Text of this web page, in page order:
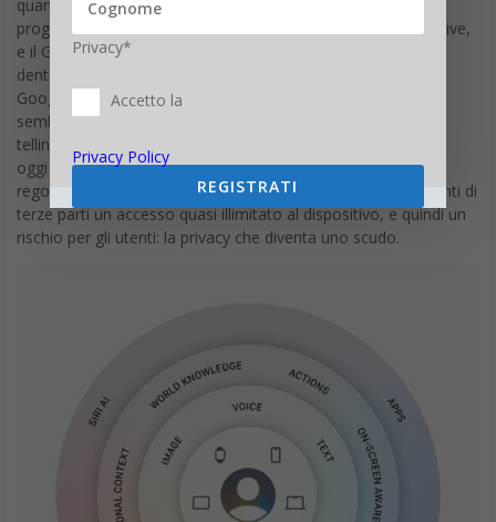
quando lo lasciano finiscono in un Private Cloud Compute
progettato per non vedere nulla. Quella architettura sopravvive,
e il Gemini su misura, stando alle ricostruzioni, gira proprio lì
dentro, sotto controllo Apple, senza transitare dai server di
Google. Sul piano dei dati, quindi, cambia meno di quanto
sembri, ma cambia tutto sul piano del racconto, dello story
telling. La stessa parola che fino a ieri serviva a vendere Siri,
oggi serve a non venderla in Europa: Apple sostiene che le
regole europee sull’interoperabilità imporrebbero ad assistenti di
terze parti un accesso quasi illimitato al dispositivo, e quindi un
rischio per gli utenti: la privacy che diventa uno scudo.
Privacy*
Accetto la
Privacy Policy
REGISTRATI